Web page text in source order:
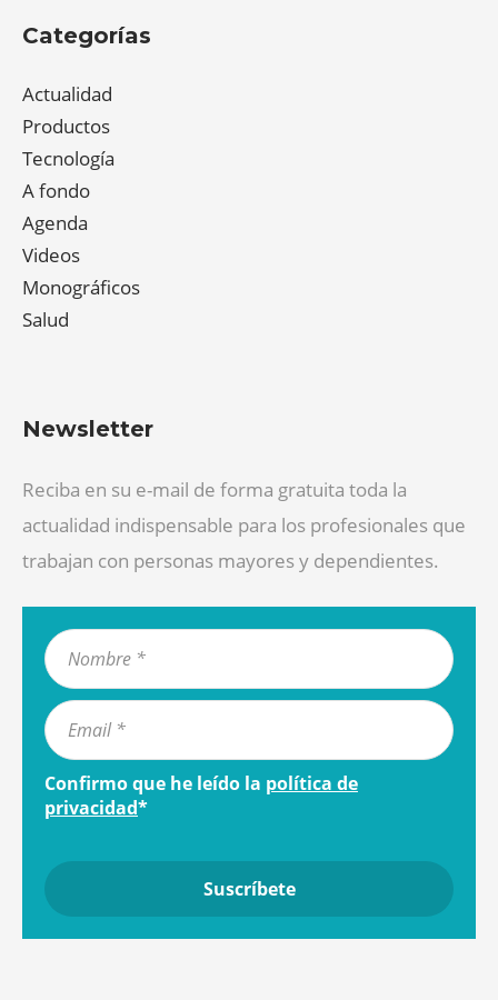
Categorías
Actualidad
Productos
Tecnología
A fondo
Agenda
Videos
Monográficos
Salud
Newsletter
Reciba en su e-mail de forma gratuita toda la
actualidad indispensable para los profesionales que
trabajan con personas mayores y dependientes.
Confirmo que he leído la política de
privacidad*